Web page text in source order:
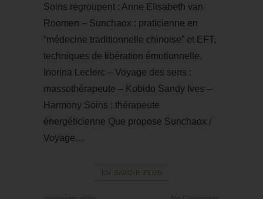
Soins regroupent : Anne Élisabeth van
Roomen – Sunchaox : praticienne en
“médecine traditionnelle chinoise” et EFT,
techniques de libération émotionnelle.
Inorina Leclerc – Voyage des sens :
massothérapeute – Kobido Sandy Ives –
Harmony Soins : thérapeute
énergéticienne Que propose Sunchaox /
Voyage…
EN SAVOIR PLUS